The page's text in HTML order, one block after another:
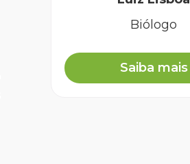
Biólogo
Saiba mais